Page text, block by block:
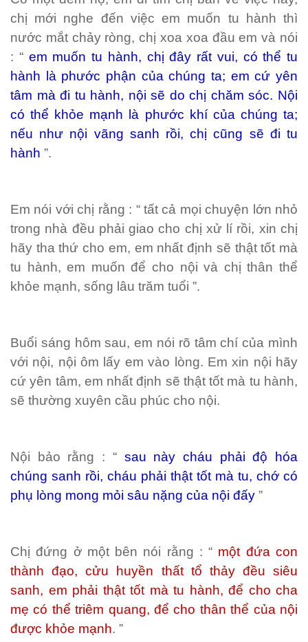
chị mới nghe đến việc em muốn tu hành thì
nước mắt chảy ròng, chị xoa xoa đầu em và nói
: “ em muốn tu hành, chị đây rất vui, có thể tu
hành là phước phận của chúng ta; em cứ yên
tâm mà đi tu hành, nội sẽ do chị chăm sóc. Nội
có thể khỏe mạnh là phước khí của chúng ta;
nếu như nội vãng sanh rồi, chị cũng sẽ đi tu
hành ”.
Em nói với chị rằng : “ tất cả mọi chuyện lớn nhỏ
trong nhà đều phải giao cho chị xử lí rồi, xin chị
hãy tha thứ cho em, em nhất định sẽ thật tốt mà
tu hành, em muốn để cho nội và chị thân thể
khỏe mạnh, sống lâu trăm tuổi ”.
Buổi sáng hôm sau, em nói rõ tâm chí của mình
với nội, nội ôm lấy em vào lòng. Em xin nội hãy
cứ yên tâm, em nhất định sẽ thật tốt mà tu hành,
sẽ thường xuyên cầu phúc cho nội.
Nội bảo rằng : “ sau này cháu phải độ hóa
chúng sanh rồi, cháu phải thật tốt mà tu, chớ có
phụ lòng mong mỏi sâu nặng của nội đấy ”
Chị đứng ở một bên nói rằng : “ một đứa con
thành đạo, cửu huyền thất tổ thảy đều siêu
sanh, em phải thật tốt mà tu hành, để cho cha
mẹ có thể triêm quang, để cho thân thể của nội
được khỏe mạnh. ”